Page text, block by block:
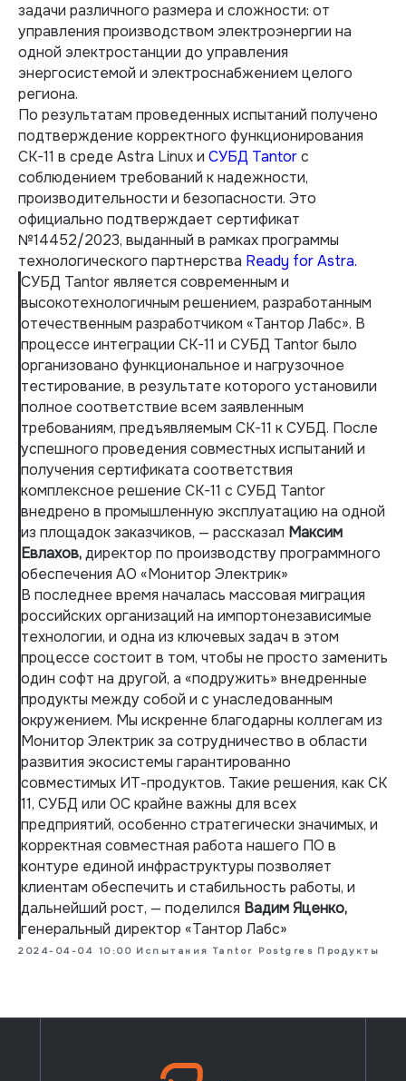
задачи различного размера и сложности: от
управления производством электроэнергии на
одной электростанции до управления
энергосистемой и электроснабжением целого
региона.
По результатам проведенных испытаний получено
подтверждение корректного функционирования
CK-11 в среде Astra Linux и СУБД Tantorс
соблюдением требований к надежности,
производительности и безопасности. Это
официально подтверждает сертификат
№14452/2023, выданный в рамках программы
технологического партнерства Ready for Astra.
СУБД Tantor является современным и
высокотехнологичным решением, разработанным
отечественным разработчиком «Тантор Лабс». В
процессе интеграции CK-11 и СУБД Tantor было
организовано функциональное и нагрузочное
тестирование, в результате которого установили
полное соответствие всем заявленным
требованиям, предъявляемым CK-11 к СУБД. После
успешного проведения совместных испытаний и
получения сертификата соответствия
комплексное решение CK-11 с СУБД Tantor
внедрено в промышленную эксплуатацию на одной
из площадок заказчиков, — рассказал Максим
Евлахов,директор по производству программного
обеспечения АО «Монитор Электрик»
В последнее время началась массовая миграция
российских организаций на импортонезависимые
технологии, и одна из ключевых задач в этом
процессе состоит в том, чтобы не просто заменить
один софт на другой, а «подружить» внедренные
продукты между собой и с унаследованным
окружением. Мы искренне благодарны коллегам из
Монитор Электрик за сотрудничество в области
развития экосистемы гарантированно
совместимых ИТ-продуктов. Такие решения, как CK
11, СУБД или ОС крайне важны для всех
предприятий, особенно стратегически значимых, и
корректная совместная работа нашего ПО в
контуре единой инфраструктуры позволяет
клиентам обеспечить и стабильность работы, и
дальнейший рост, — поделился Вадим Яценко,
генеральный директор «Тантор Лабс»
2024-04-04 10:00 Испытания Tantor Postgres Продукты